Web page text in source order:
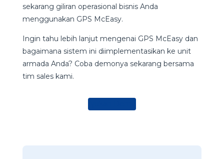
sekarang giliran operasional bisnis Anda
menggunakan GPS McEasy.
Ingin tahu lebih lanjut mengenai GPS McEasy dan
bagaimana sistem ini diimplementasikan ke unit
armada Anda? Coba demonya sekarang bersama
tim sales kami.